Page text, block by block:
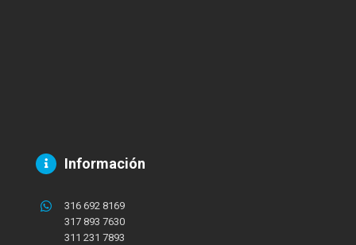
Información
316 692 8169
317 893 7630
311 231 7893